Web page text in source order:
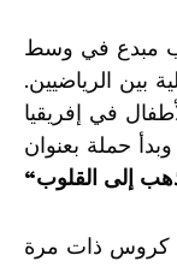
مبدع في وسط
بين الرياضيين.
في إفريقيا